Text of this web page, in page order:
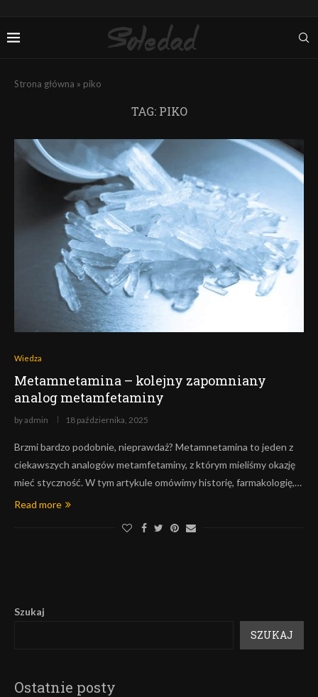
Strona główna » piko
TAG: PIKO
Wiedza
Metamnetamina – kolejny zapomniany
analog metamfetaminy
byadmin 18 października, 2025
Brzmi bardzo podobnie, nieprawdaż? Metamnetamina to jeden z
ciekawszych analogów metamfetaminy, z którym mieliśmy okazję
mieć styczność. W tym artykule omówimy historię, farmakologię,…
Read more
Szukaj
SZUKAJ
Ostatnie posty